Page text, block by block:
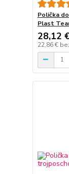
Polička
Plast
28,12
22,86 €